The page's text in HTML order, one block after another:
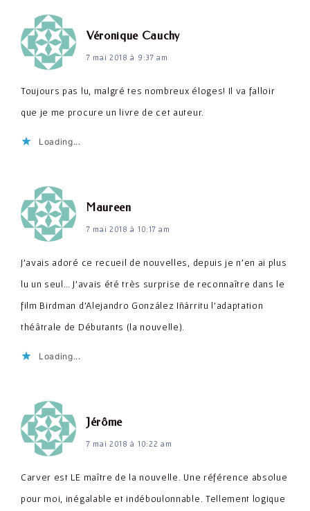
Véronique Cauchydit :
7 mai 2018 à 9:37 am
Toujours pas lu, malgré tes nombreux éloges! Il va falloir
que je me procure un livre de cet auteur.
Loading...
Maureendit :
7 mai 2018 à 10:17 am
J'avais adoré ce recueil de nouvelles, depuis je n'en ai plus
lu un seul… J'avais été très surprise de reconnaître dans le
film Birdman d'Alejandro González Iñárritu l'adaptation
théâtrale de Débutants (la nouvelle).
Loading...
Jérômedit :
7 mai 2018 à 10:22 am
Carver est LE maître de la nouvelle. Une référence absolue
pour moi, inégalable et indéboulonnable. Tellement logique